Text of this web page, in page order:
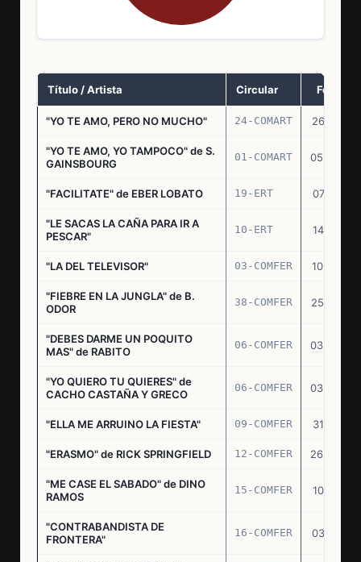
Título / Artista Circular Fecha
"YO TE AMO, PERO NO MUCHO" 24-COMART 26.11.69
"YO TE AMO, YO TAMPOCO" de S.
GAINSBOURG
01-COMART 05.02.70
"FACILITATE" de EBER LOBATO 19-ERT 07.10.70
"LE SACAS LA CAÑA PARA IR A
PESCAR"
10-ERT 14.07.71
"LA DEL TELEVISOR" 03-COMFER 10.01.73
"FIEBRE EN LA JUNGLA" de B.
ODOR
38-COMFER 25.10.73
"DEBES DARME UN POQUITO
MAS" de RABITO
06-COMFER 03.05.74
"YO QUIERO TU QUIERES" de
CACHO CASTAÑA Y GRECO
06-COMFER 03.05.74
"ELLA ME ARRUINO LA FIESTA" 09-COMFER 31.07.74
"ERASMO" de RICK SPRINGFIELD 12-COMFER 26.09.74
"ME CASE EL SABADO" de DINO
RAMOS
15-COMFER 10.10.74
"CONTRABANDISTA DE
FRONTERA"
16-COMFER 03.12.74